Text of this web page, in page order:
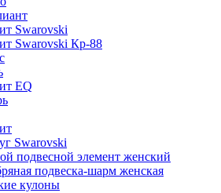
Swarovski
Swarovski Кр-88
EQ
Swarovski
подвесной элемент женcкий
подвеска-шарм женская
кулоны